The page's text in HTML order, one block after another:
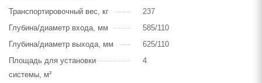
Транспортировочный вес, кг
237
Глубина/диаметр входа, мм
585/110
Глубина/диаметр выхода, мм
625/110
Площадь для установки
системы, м²
4